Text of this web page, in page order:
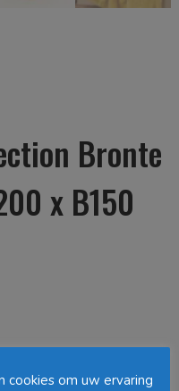
Bronte
x B150
cookies om uw ervaring